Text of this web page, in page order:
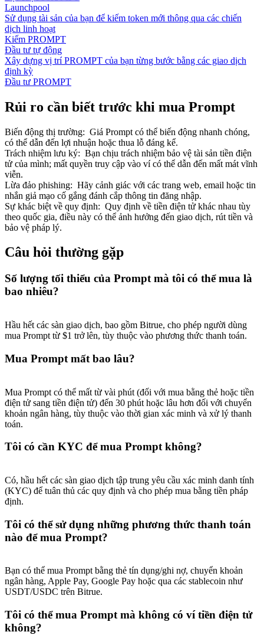
Launchpool
Sử dụng tài sản của bạn để kiếm token mới thông qua các chiến
dịch linh hoạt
Kiếm PROMPT
Đầu tư tự động
Xây dựng vị trí PROMPT của bạn từng bước bằng các giao dịch
định kỳ
Đầu tư PROMPT
Rủi ro cần biết trước khi mua Prompt
Biến động thị trường: Giá Prompt có thể biến động nhanh chóng,
có thể dẫn đến lợi nhuận hoặc thua lỗ đáng kể.
Trách nhiệm lưu ký: Bạn chịu trách nhiệm bảo vệ tài sản tiền điện
tử của mình; mất quyền truy cập vào ví có thể dẫn đến mất mát vĩnh
viễn.
Lừa đảo phishing: Hãy cảnh giác với các trang web, email hoặc tin
nhắn giả mạo cố gắng đánh cắp thông tin đăng nhập.
Sự khác biệt về quy định: Quy định về tiền điện tử khác nhau tùy
theo quốc gia, điều này có thể ảnh hưởng đến giao dịch, rút tiền và
bảo vệ pháp lý.
Câu hỏi thường gặp
Số lượng tối thiểu của Prompt mà tôi có thể mua là
bao nhiêu?
Hầu hết các sàn giao dịch, bao gồm Bitrue, cho phép người dùng
mua Prompt từ $1 trở lên, tùy thuộc vào phương thức thanh toán.
Mua Prompt mất bao lâu?
Mua Prompt có thể mất từ vài phút (đối với mua bằng thẻ hoặc tiền
điện tử sang tiền điện tử) đến 30 phút hoặc lâu hơn đối với chuyển
khoản ngân hàng, tùy thuộc vào thời gian xác minh và xử lý thanh
toán.
Tôi có cần KYC để mua Prompt không?
Có, hầu hết các sàn giao dịch tập trung yêu cầu xác minh danh tính
(KYC) để tuân thủ các quy định và cho phép mua bằng tiền pháp
định.
Tôi có thể sử dụng những phương thức thanh toán
nào để mua Prompt?
Bạn có thể mua Prompt bằng thẻ tín dụng/ghi nợ, chuyển khoản
ngân hàng, Apple Pay, Google Pay hoặc qua các stablecoin như
USDT/USDC trên Bitrue.
Tôi có thể mua Prompt mà không có ví tiền điện tử
không?